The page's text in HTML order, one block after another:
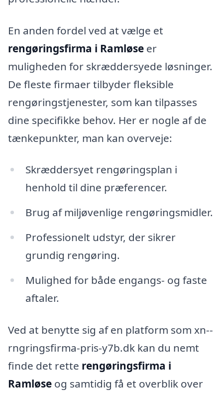
En anden fordel ved at vælge et
rengøringsfirma i Ramløse er
muligheden for skræddersyede løsninger.
De fleste firmaer tilbyder fleksible
rengøringstjenester, som kan tilpasses
dine specifikke behov. Her er nogle af de
tænkepunkter, man kan overveje:
Skræddersyet rengøringsplan i
henhold til dine præferencer.
Brug af miljøvenlige rengøringsmidler.
Professionelt udstyr, der sikrer
grundig rengøring.
Mulighed for både engangs- og faste
aftaler.
Ved at benytte sig af en platform som xn--
rngringsfirma-pris-y7b.dk kan du nemt
finde det rette rengøringsfirma i
Ramløse og samtidig få et overblik over